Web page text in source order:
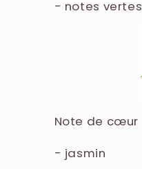
- notes vertes
Note de cœur
- jasmin